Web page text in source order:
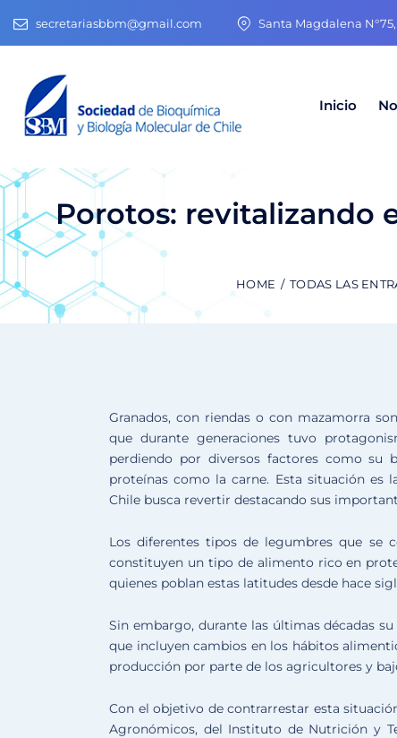
secretariasbbm@gmail.com Santa Magdalena
Inicio
Porotos: revitalizando
HOME TODAS LAS
Granados, con riendas o con mazamorra
que durante generaciones tuvo
perdiendo por diversos factores como su
proteínas como la carne. Esta situación es
Chile busca revertir destacando sus
Los diferentes tipos de legumbres que se
constituyen un tipo de alimento rico en
quienes poblan estas latitudes desde hace
Sin embargo, durante las últimas décadas
que incluyen cambios en los hábitos
producción por parte de los agricultores y
Con el objetivo de contrarrestar esta
Agronómicos, del Instituto de Nutrición y